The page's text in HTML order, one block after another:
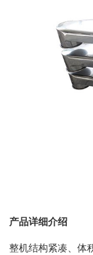
产品详细介绍
整机结构紧凑、体